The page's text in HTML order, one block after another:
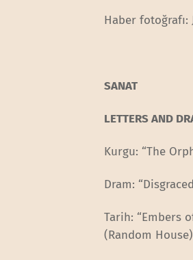
Haber fotoğrafı:
SANAT
LETTERS AND
Kurgu: “The
Dram:
Tarih: “Embers
(Random House)